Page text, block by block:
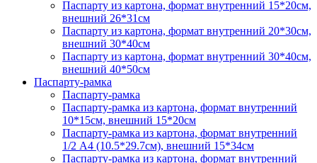
Паспарту из картона, формат внутренний 15*20см,
внешний 26*31см
Паспарту из картона, формат внутренний 20*30см,
внешний 30*40см
Паспарту из картона, формат внутренний 30*40см,
внешний 40*50см
Паспарту-рамка
Паспарту-рамка
Паспарту-рамка из картона, формат внутренний
10*15см, внешний 15*20см
Паспарту-рамка из картона, формат внутренний
1/2 А4 (10.5*29.7см), внешний 15*34см
Паспарту-рамка из картона, формат внутренний